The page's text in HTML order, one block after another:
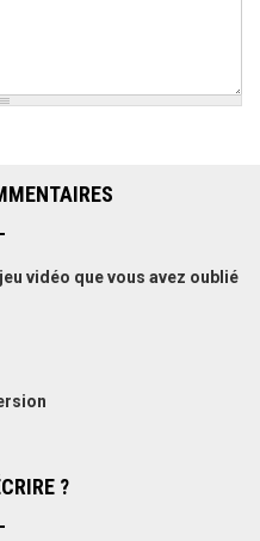
vidéo que vous avez oublié
?